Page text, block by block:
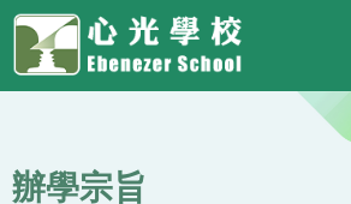
移至主內容
Top
Social
Link
Language
switcher
Main
navigation
辦學宗旨